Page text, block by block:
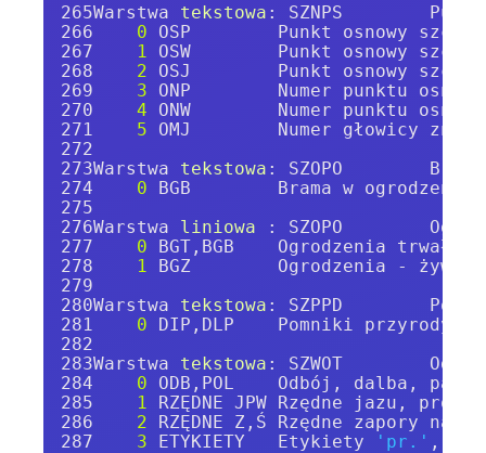
Warstwa tekstowa : SZNPS
0 OSP        Punkt osnowy
1 OSW        Punkt osnowy
2 OSJ        Punkt osnowy
3 ONP        Numer punktu
4 ONW        Numer punktu
5 OMJ        Numer głowicy
Warstwa tekstowa : SZOPO
0 BGB        Brama w
Warstwa liniowa
: SZOPO
0 BGT,BGB    Ogrodzenia trwałe,
1 BGZ        Ogrodzenia -
Warstwa tekstowa : SZPPD
0 DIP,DLP    Pomniki przyrody
Warstwa tekstowa : SZWOT
0 ODB,POL    Odbój, dalba,
1 RZĘDNE JPW Rzędne jazu, progu
2 RZĘDNE Z,Ś Rzędne zapory na
3 ETYKIETY   Etykiety 'pr.' ,